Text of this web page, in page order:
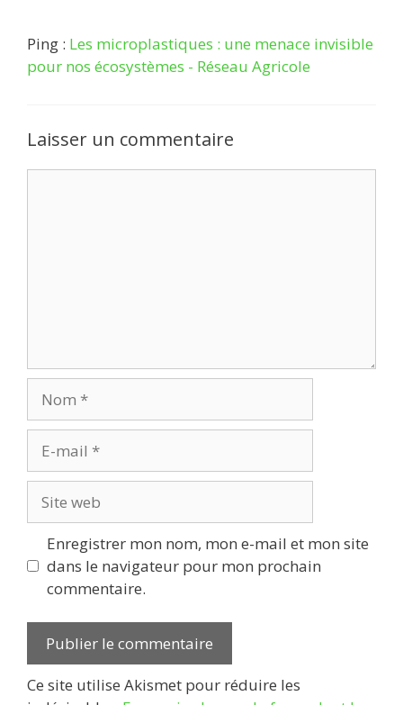
Ping : Les microplastiques : une menace invisible
pour nos écosystèmes - Réseau Agricole
Laisser un commentaire
mail
web
Enregistrer mon nom, mon e-mail et mon site
dans le navigateur pour mon prochain
commentaire.
Ce site utilise Akismet pour réduire les